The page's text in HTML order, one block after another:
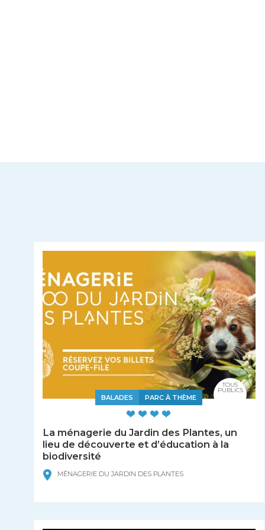
BALADES PARC À THÈME
La ménagerie du Jardin des Plantes, un
lieu de découverte et d’éducation à la
biodiversité
MÉNAGERIE DU JARDIN DES PLANTES
TOUS
PUBLICS